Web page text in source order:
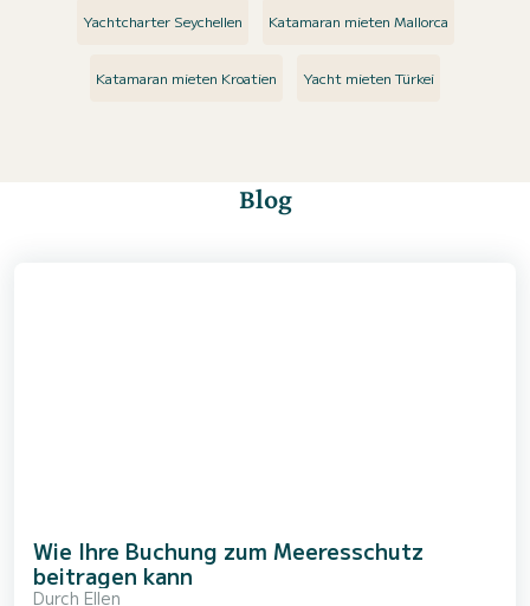
Yachtcharter Seychellen Katamaran mieten Mallorca
Katamaran mieten Kroatien Yacht mieten Türkei
Blog
Wie Ihre Buchung zum Meeresschutz
beitragen kann
Durch Ellen